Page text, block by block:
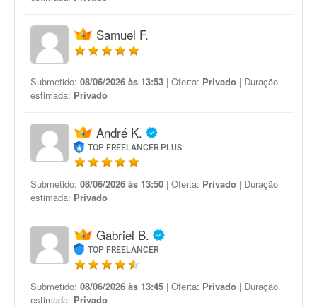
Samuel F.
Submetido: 08/06/2026 às 13:53 | Oferta: Privado | Duração
estimada: Privado
André K.
TOP FREELANCER PLUS
Submetido: 08/06/2026 às 13:50 | Oferta: Privado | Duração
estimada: Privado
Gabriel B.
TOP FREELANCER
Submetido: 08/06/2026 às 13:45 | Oferta: Privado | Duração
estimada: Privado